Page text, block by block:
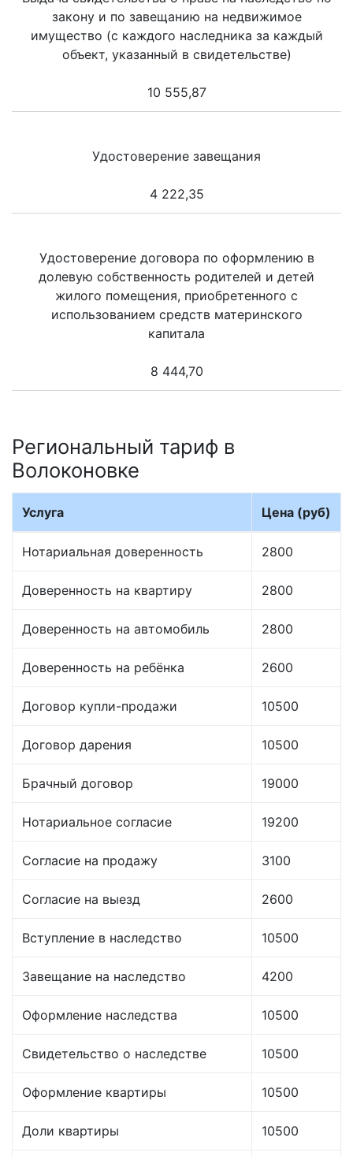
закону и по завещанию на недвижимое
имущество (с каждого наследника за каждый
объект, указанный в свидетельстве)
10 555,87
Удостоверение завещания
4 222,35
Удостоверение договора по оформлению в
долевую собственность родителей и детей
жилого помещения, приобретенного с
использованием средств материнского
капитала
8 444,70
Региональный тариф в
Волоконовке
Услуга Цена (руб)
Нотариальная доверенность 2800
Доверенность на квартиру 2800
Доверенность на автомобиль 2800
Доверенность на ребёнка 2600
Договор купли-продажи 10500
Договор дарения 10500
Брачный договор 19000
Нотариальное согласие 19200
Согласие на продажу 3100
Согласие на выезд 2600
Вступление в наследство 10500
Завещание на наследство 4200
Оформление наследства 10500
Свидетельство о наследстве 10500
Оформление квартиры 10500
Доли квартиры 10500